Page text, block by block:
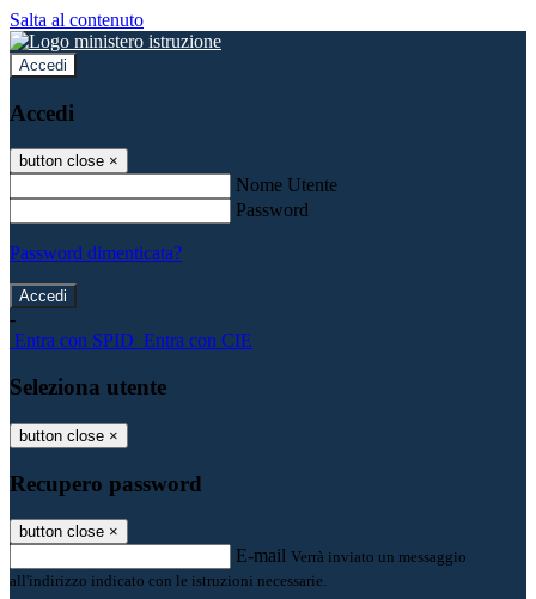
Salta al contenuto
Accedi
Accedi
button close ×
Nome Utente
Password
Password dimenticata?
-
Entra con SPID Entra con CIE
Seleziona utente
button close ×
Recupero password
button close ×
E-mail Verrà inviato un messaggio
all'indirizzo indicato con le istruzioni necessarie.